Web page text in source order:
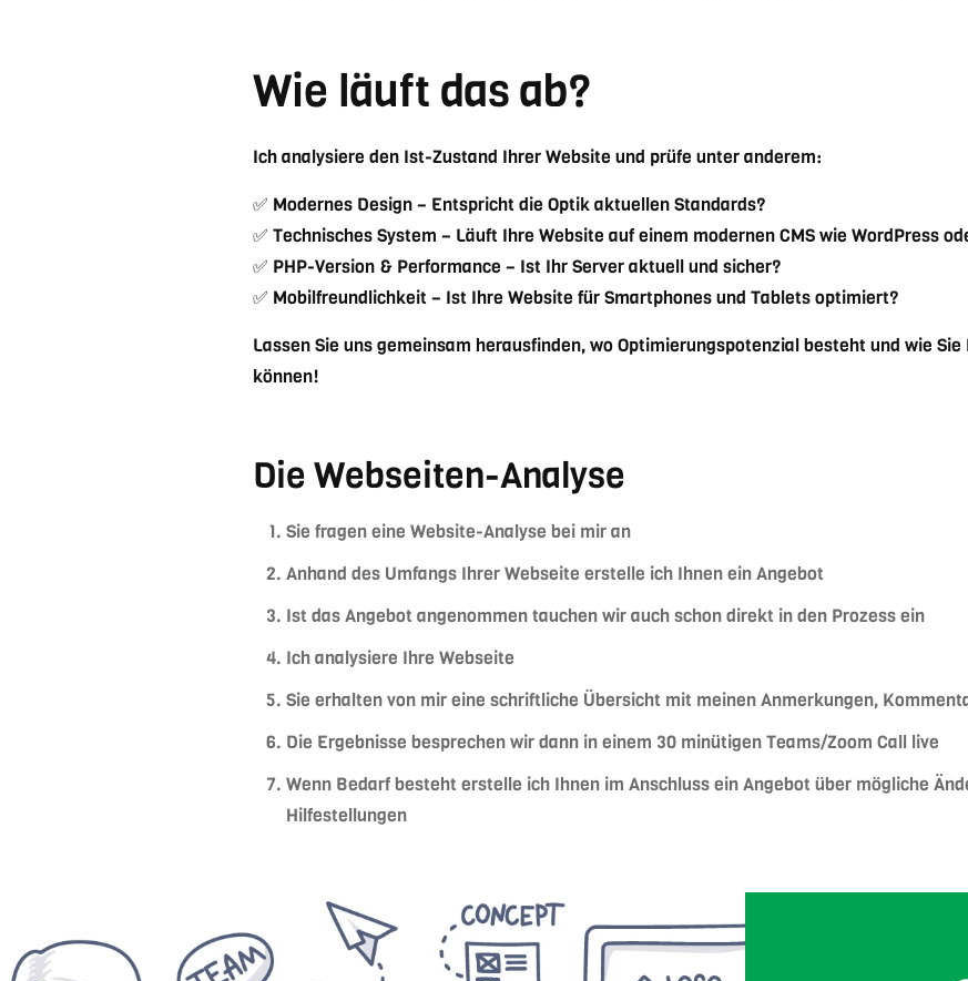
Wie läuft das ab?
Ich analysiere den Ist-Zustand Ihrer Website und prüfe unter anderem:
✅ Modernes Design – Entspricht die Optik aktuellen Standards?
✅ Technisches System – Läuft Ihre Website auf einem modernen CMS wie WordPress
✅ PHP-Version & Performance – Ist Ihr Server aktuell und sicher?
✅ Mobilfreundlichkeit – Ist Ihre Website für Smartphones und Tablets optimiert?
Lassen Sie uns gemeinsam herausfinden, wo Optimierungspotenzial besteht und wie
können!
Die Webseiten-Analyse
Sie fragen eine Website-Analyse bei mir an
Anhand des Umfangs Ihrer Webseite erstelle ich Ihnen ein Angebot
Ist das Angebot angenommen tauchen wir auch schon direkt in den Prozess ein
Ich analysiere Ihre Webseite
Sie erhalten von mir eine schriftliche Übersicht mit meinen Anmerkungen,
Die Ergebnisse besprechen wir dann in einem 30 minütigen Teams/Zoom Call live
Wenn Bedarf besteht erstelle ich Ihnen im Anschluss ein Angebot über mögliche
Hilfestellungen